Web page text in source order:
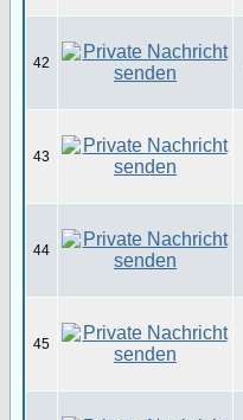
42
43
44
45